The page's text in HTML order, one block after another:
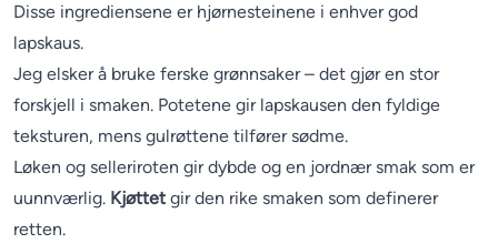
Disse ingrediensene er hjørnesteinene i enhver god
lapskaus.
Jeg elsker å bruke ferske grønnsaker – det gjør en stor
forskjell i smaken. Potetene gir lapskausen den fyldige
teksturen, mens gulrøttene tilfører sødme.
Løken og selleriroten gir dybde og en jordnær smak som er
uunnværlig. Kjøttetgir den rike smaken som definerer
retten.